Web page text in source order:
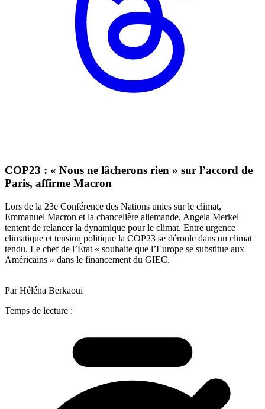
COP23 : « Nous ne lâcherons rien » sur l’accord de
Paris, affirme Macron
Lors de la 23e Conférence des Nations unies sur le climat,
Emmanuel Macron et la chancelière allemande, Angela Merkel
tentent de relancer la dynamique pour le climat. Entre urgence
climatique et tension politique la COP23 se déroule dans un climat
tendu. Le chef de l’État « souhaite que l’Europe se substitue aux
Américains » dans le financement du GIEC.
Par Héléna Berkaoui
Temps de lecture :